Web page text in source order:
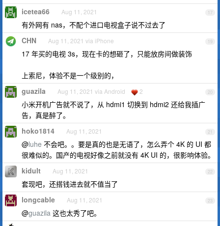
17
icetea66 Aug 11, 2021
有外网有 nas，不配个进口电视盒子说不过去了
19
CHN Aug 11, 2021 via iPhone
17 年买的电视 3s，现在卡的想砸了，只能放房间做装饰
上索尼，体验不是一个级别的，
20
guazila Aug 11, 2021 via Android 2
小米开机广告就不说了，从 hdmi1 切换到 hdmi2 还给我插广
告，真是醉了。
21
hoko1814 Aug 11, 2021
@luhe 不会吧。。要是真的也是无语了，怎么弄个 4K 的 UI 都
很难似的。国产的电视好像之前就没有 4K UI 的，很影响体验。
22
kidult Aug 11, 2021
套现吧，还搭钱进去就不值当了
23
longcable Aug 11, 2021
@guazila 这也太秀了吧。